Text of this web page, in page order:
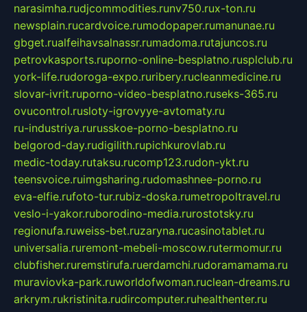
narasimha.rudjcommodities.runv750.rux-ton.ru
newsplain.rucardvoice.rumodopaper.rumanunae.ru
gbget.rualfeihavsalnassr.rumadoma.rutajuncos.ru
petrovkasports.ruporno-online-besplatno.rusplclub.ru
york-life.rudoroga-expo.ruribery.rucleanmedicine.ru
slovar-ivrit.ruporno-video-besplatno.ruseks-365.ru
ovucontrol.rusloty-igrovyye-avtomaty.ru
ru-industriya.rurusskoe-porno-besplatno.ru
belgorod-day.rudigilith.rupichkurovlab.ru
medic-today.rutaksu.rucomp123.rudon-ykt.ru
teensvoice.ruimgsharing.rudomashnee-porno.ru
eva-elfie.rufoto-tur.rubiz-doska.rumetropoltravel.ru
veslo-i-yakor.ruborodino-media.rurostotsky.ru
regionufa.ruweiss-bet.ruzaryna.rucasinotablet.ru
universalia.ruremont-mebeli-moscow.rutermomur.ru
clubfisher.ruremstirufa.ruerdamchi.rudoramamama.ru
muraviovka-park.ruworldofwoman.ruclean-dreams.ru
arkrym.rukristinita.rudircomputer.ruhealthenter.ru